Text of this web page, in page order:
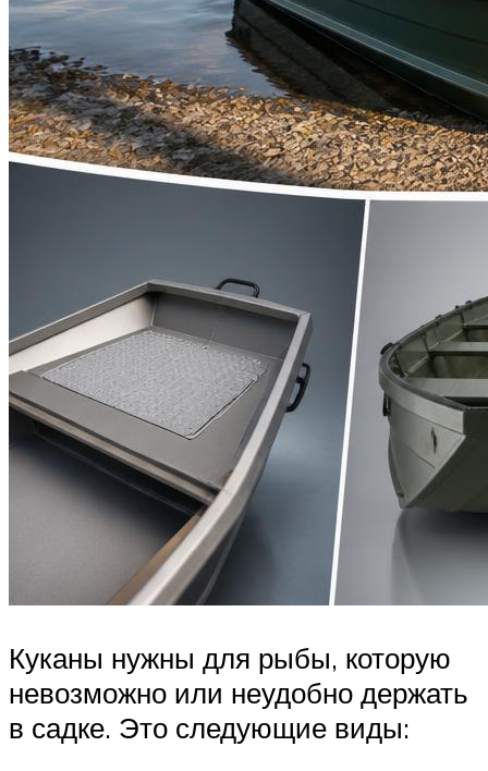
Куканы нужны для рыбы, которую
невозможно или неудобно держать
в садке. Это следующие виды: